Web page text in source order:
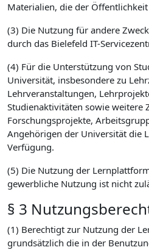
Materialien, die der
(3) Die Nutzung für andere
durch das Bielefeld IT-
(4) Für die Unterstützung von
Universität, insbesondere zu
Lehrveranstaltungen,
Studienaktivitäten sowie weitere
Forschungsprojekte,
Angehörigen der Universität die
Verfügung.
(5) Die Nutzung der
gewerbliche Nutzung ist nicht
§ 3
(1) Berechtigt zur Nutzung der
grundsätzlich die in der